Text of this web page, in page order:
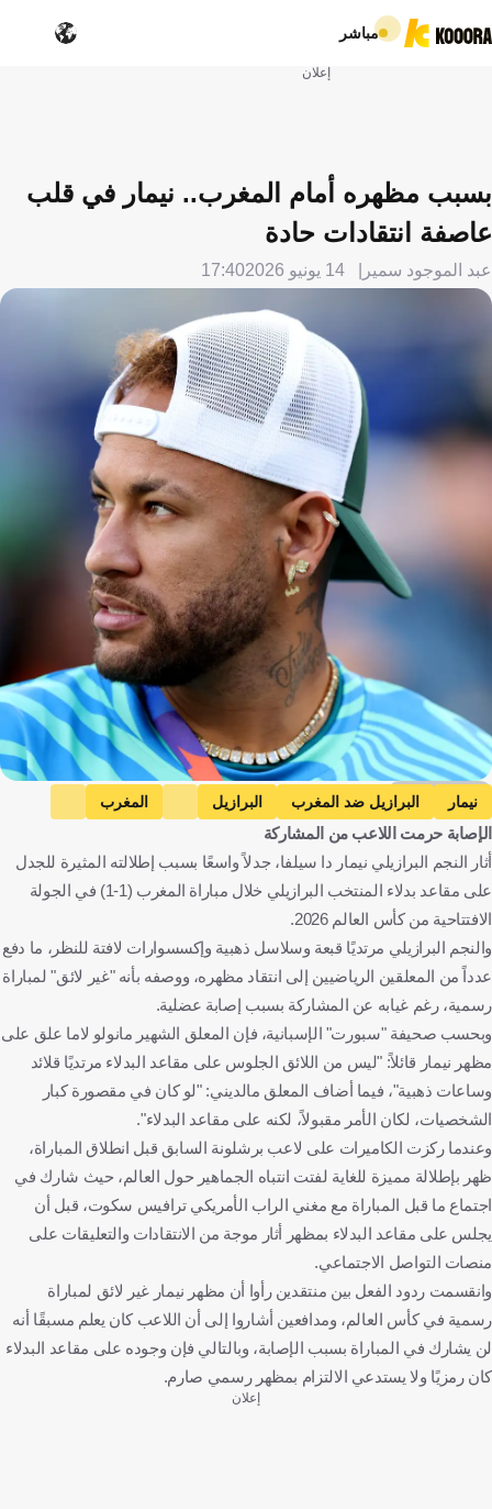
مباشر
إعلان
بسبب مظهره أمام المغرب.. نيمار في قلب
عاصفة انتقادات حادة
عبد الموجود سمير 14 يونيو 2026 17:40
Getty Images
نيمار البرازيل ضد المغرب البرازيل
المغرب
كأس العالم
البرازيل المغرب
الإصابة حرمت اللاعب من المشاركة
أثار النجم البرازيلي نيمار دا سيلفا، جدلاً واسعًا بسبب إطلالته المثيرة للجدل
على مقاعد بدلاء المنتخب البرازيلي خلال مباراة المغرب (1-1) في الجولة
الافتتاحية من كأس العالم 2026.
والنجم البرازيلي مرتديًا قبعة وسلاسل ذهبية وإكسسوارات لافتة للنظر، ما دفع
عدداً من المعلقين الرياضيين إلى انتقاد مظهره، ووصفه بأنه "غير لائق" لمباراة
رسمية، رغم غيابه عن المشاركة بسبب إصابة عضلية.
وبحسب صحيفة "سبورت" الإسبانية، فإن المعلق الشهير مانولو لاما علق على
مظهر نيمار قائلاً: "ليس من اللائق الجلوس على مقاعد البدلاء مرتديًا قلائد
وساعات ذهبية"، فيما أضاف المعلق مالديني: "لو كان في مقصورة كبار
الشخصيات، لكان الأمر مقبولاً، لكنه على مقاعد البدلاء".
وعندما ركزت الكاميرات على لاعب برشلونة السابق قبل انطلاق المباراة،
ظهر بإطلالة مميزة للغاية لفتت انتباه الجماهير حول العالم، حيث شارك في
اجتماع ما قبل المباراة مع مغني الراب الأمريكي ترافيس سكوت، قبل أن
يجلس على مقاعد البدلاء بمظهر أثار موجة من الانتقادات والتعليقات على
منصات التواصل الاجتماعي.
وانقسمت ردود الفعل بين منتقدين رأوا أن مظهر نيمار غير لائق لمباراة
رسمية في كأس العالم، ومدافعين أشاروا إلى أن اللاعب كان يعلم مسبقًا أنه
لن يشارك في المباراة بسبب الإصابة، وبالتالي فإن وجوده على مقاعد البدلاء
كان رمزيًا ولا يستدعي الالتزام بمظهر رسمي صارم.
إعلان